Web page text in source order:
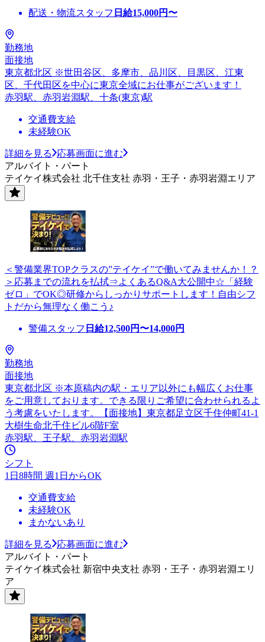
配送・物流スタッフ 日給15,000円〜
勤務地
面接地
東京都北区 ※世田谷区、多摩市、品川区、目黒区、江東
区、千代田区を中心に東京全域にお仕事がございます！
赤羽駅、赤羽岩淵駅、十条(東京)駅
交通費支給
未経験OK
詳細を見る
応募画面に進む
アルバイト・パート
テイケイ株式会社 北千住支社 赤羽・王子・赤羽岩淵エリア
＜警備業界TOPクラスの”テイケイ”で働いてみませんか！？
＞応募までの流れを払拭⇒よくあるQ&A大公開中☆「経験
ゼロ」でOK◎研修からしっかりサポートします！自由シフ
トだから無理なく働こう♪
警備スタッフ 日給12,500円〜14,000円
勤務地
面接地
東京都北区 ※本原稿内の駅・エリア以外にも幅広くお仕事
をご用意しております。できる限りご希望に合わせられるよ
う考慮をいたします。【面接地】東京都足立区千住仲町41-1
大樹生命北千住ビル6階F室
赤羽駅、王子駅、赤羽岩淵駅
シフト
1日8時間 週1日からOK
交通費支給
未経験OK
まかないあり
詳細を見る
応募画面に進む
アルバイト・パート
テイケイ株式会社 新宿中央支社 赤羽・王子・赤羽岩淵エリ
ア